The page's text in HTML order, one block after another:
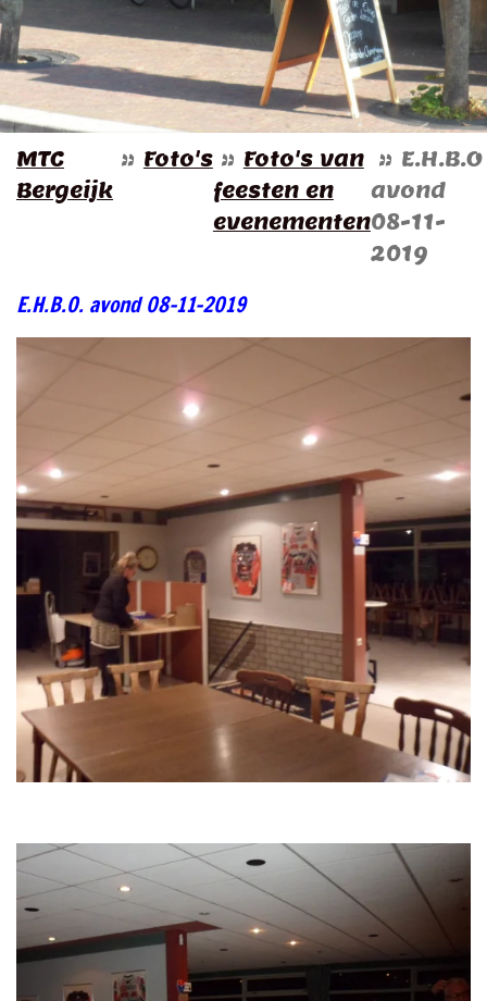
MTC
Bergeijk
» Foto's » Foto's van
feesten en
evenementen
» E.H.B.O
avond
08-11-
2019
E.H.B.O. avond 08-11-2019